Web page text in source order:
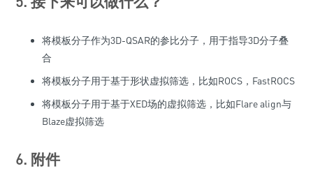
将模板分子作为3D-QSAR的参比分子，用于指导3D分子叠
合
将模板分子用于基于形状虚拟筛选，比如ROCS，FastROCS
将模板分子用于基于XED场的虚拟筛选，比如Flare align与
Blaze虚拟筛选
6. 附件